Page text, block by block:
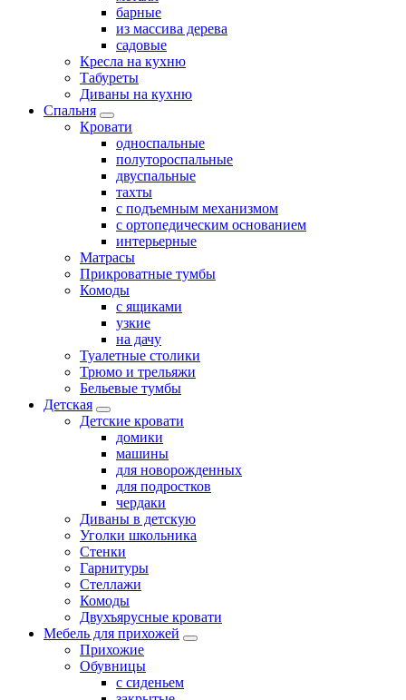
барные
из массива дерева
садовые
Кресла на кухню
Табуреты
Диваны на кухню
Спальня
Кровати
односпальные
полутороспальные
двуспальные
тахты
с подъемным механизмом
с ортопедическим основанием
интерьерные
Матрасы
Прикроватные тумбы
Комоды
с ящиками
узкие
на дачу
Туалетные столики
Трюмо и трельяжи
Бельевые тумбы
Детская
Детские кровати
домики
машины
для новорожденных
для подростков
чердаки
Диваны в детскую
Уголки школьника
Стенки
Гарнитуры
Стеллажи
Комоды
Двухъярусные кровати
Мебель для прихожей
Прихожие
Обувницы
с сиденьем